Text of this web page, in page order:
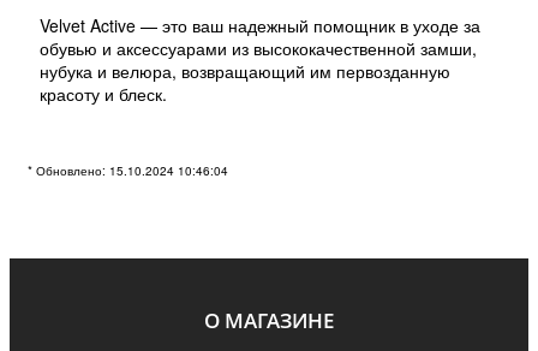
Velvet Active — это ваш надежный помощник в уходе за
обувью и аксессуарами из высококачественной замши,
нубука и велюра, возвращающий им первозданную
красоту и блеск.
Скачать
* Обновлено: 15.10.2024 10:46:04
О МАГАЗИНЕ